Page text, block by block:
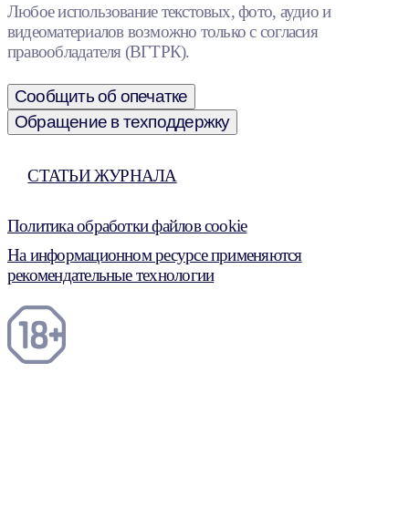
Любое использование текстовых, фото, аудио и
видеоматериалов возможно только с согласия
правообладателя (ВГТРК).
Сообщить об опечатке
Обращение в техподдержку
СТАТЬИ ЖУРНАЛА
Политика обработки файлов cookie
На информационном ресурсе применяются
рекомендательные технологии